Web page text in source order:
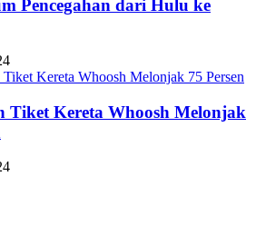
Pencegahan dari Hulu ke
Tiket Kereta Whoosh Melonjak